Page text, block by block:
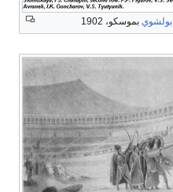
بموسكو، 1902